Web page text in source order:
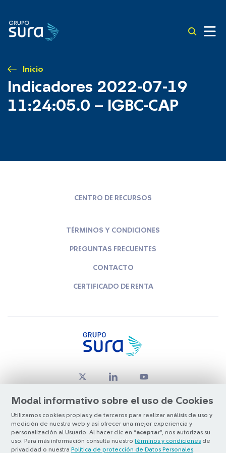
Inicio
Indicadores 2022-07-19
11:24:05.0 – IGBC-CAP
Modal informativo sobre el uso de Cookies
Utilizamos cookies propias y de terceros para realizar análisis de uso y
medición de nuestra web y así ofrecer una mejor experiencia y
personalización al Usuario. Al hacer clic en “aceptar”, nos autorizas su
uso. Para más información consulta nuestro términos y condiciones de
privacidad o nuestra Política de protección de Datos Personales
CENTRO DE RECURSOS
TÉRMINOS Y CONDICIONES
PREGUNTAS FRECUENTES
CONTACTO
CERTIFICADO DE RENTA
© Copyright Grupo SURA 2026